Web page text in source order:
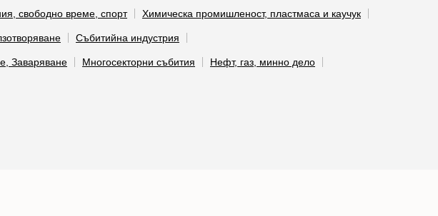
свободно време, спорт Химическа промишленост, пластмаса и каучук
Събитийна индустрия
Заваряване Многосекторни събития Нефт, газ, минно дело